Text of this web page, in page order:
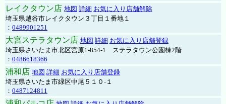
レイクタウン店 地図 詳細 お気に入り店舗解除
埼玉県越谷市レイクタウン３丁目１番地１
： 0489901251
大宮ステラタウン店 地図 詳細 お気に入り店舗登録
埼玉県さいたま市北区宮原1-854-1 ステラタウン公園棟2階
： 0486618366
浦和店 地図 詳細 お気に入り店舗登録
埼玉県さいたま市緑区中尾５１０-１
： 0487124811